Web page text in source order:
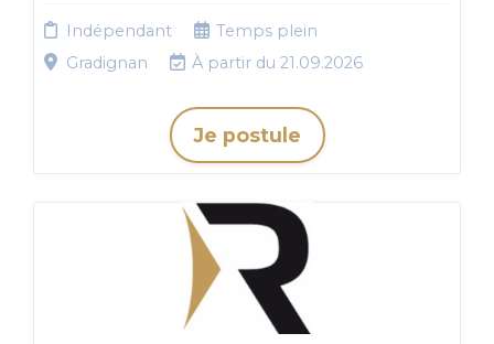
Indépendant
Temps plein
Gradignan
À partir du 21.09.2026
Je postule